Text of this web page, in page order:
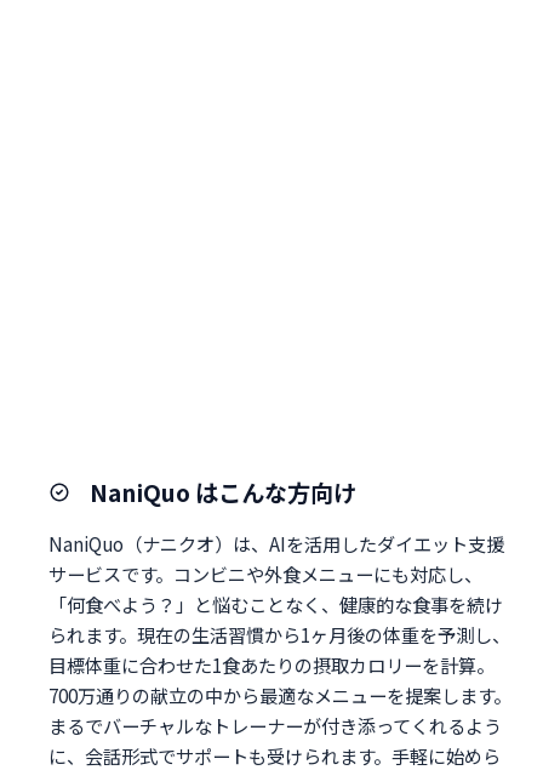
NaniQuo はこんな方向け
NaniQuo（ナニクオ）は、AIを活用したダイエット支援
サービスです。コンビニや外食メニューにも対応し、
「何食べよう？」と悩むことなく、健康的な食事を続け
られます。現在の生活習慣から1ヶ月後の体重を予測し、
目標体重に合わせた1食あたりの摂取カロリーを計算。
700万通りの献立の中から最適なメニューを提案します。
まるでバーチャルなトレーナーが付き添ってくれるよう
に、会話形式でサポートも受けられます。手軽に始めら